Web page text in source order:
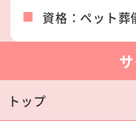
名古屋市瑞穂区
名古屋市東区
豊田市
資格：ペット葬
トップ